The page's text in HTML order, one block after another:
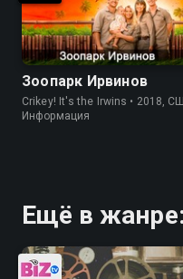
Зоопарк Ирвинов
Crikey! It's the Irwins • 2018,
Информация
Ещё в